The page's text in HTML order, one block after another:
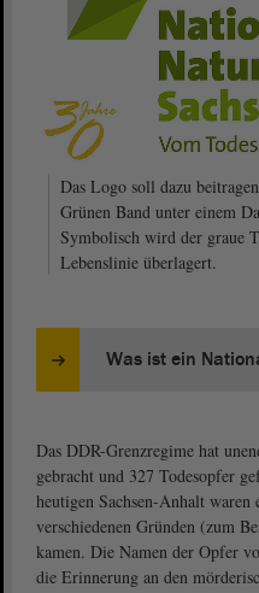
Das Logo soll dazu
Grünen Band unter einem
Symbolisch wird der graue
Lebenslinie überlagert.
Was ist ein
Das DDR-Grenzregime hat
gebracht und 327 Todesopfer
heutigen Sachsen-Anhalt waren
verschiedenen Gründen (zum
kamen. Die Namen der Opfer
die Erinnerung an den